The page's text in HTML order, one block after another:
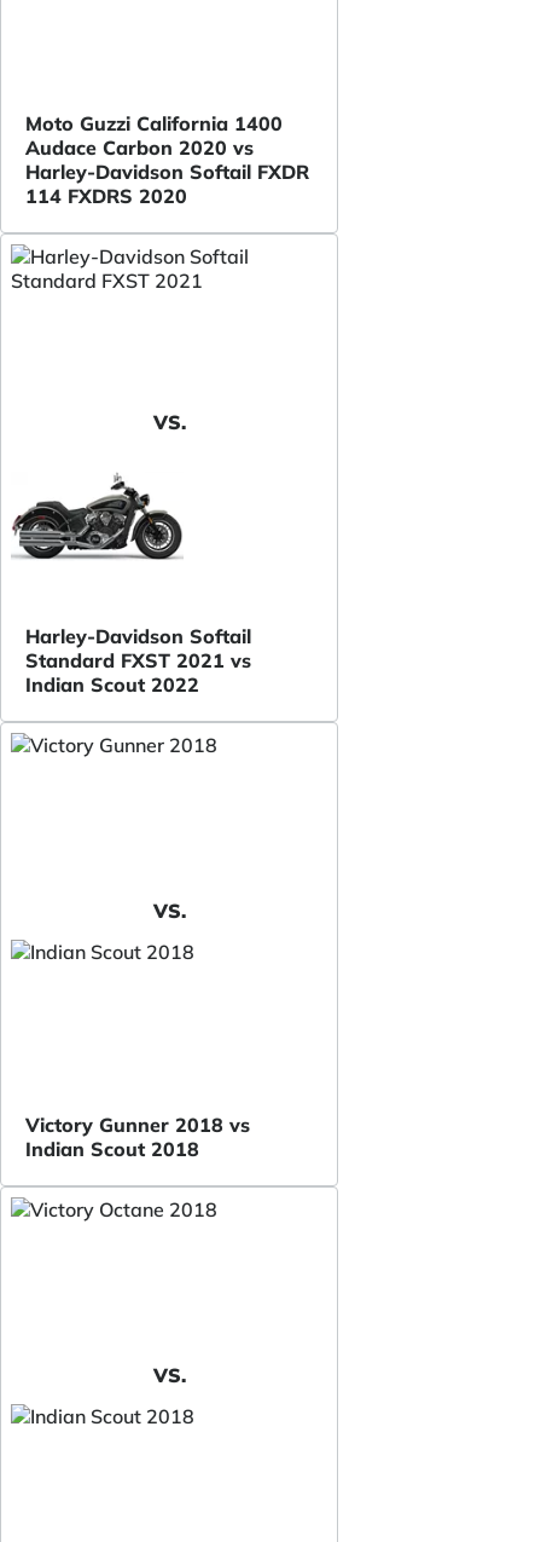
Moto Guzzi California 1400
Audace Carbon 2020 vs
Harley-Davidson Softail FXDR
114 FXDRS 2020
VS.
Harley-Davidson Softail
Standard FXST 2021 vs
Indian Scout 2022
VS.
Victory Gunner 2018 vs
Indian Scout 2018
VS.